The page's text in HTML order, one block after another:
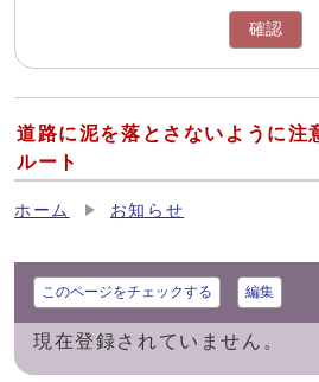
確認
道路に泥を落とさないように注
ルート
ホーム お知らせ
このページをチェックする 編集
現在登録されていません。